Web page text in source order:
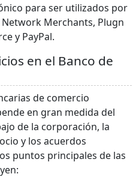
para ser utilizados por
Merchants, Plugn
y PayPal.
en el Banco de
de comercio
en gran medida del
de la corporación, la
y los acuerdos
puntos principales de las